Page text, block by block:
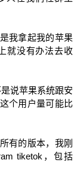
我拿起我的苹果
就没有办法去收
说苹果系统跟安
个用户量可能比
有的版本，我刚
tiketok，包括